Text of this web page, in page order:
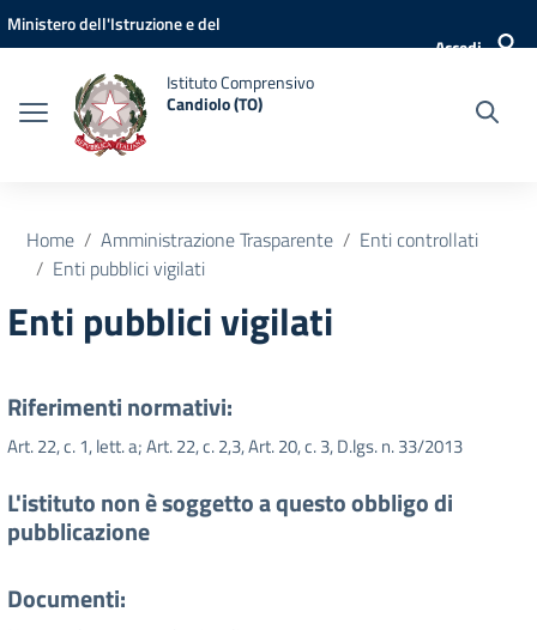
Vai ai contenuti
Vai al menu di navigazione
Vai al footer
Ministero dell'Istruzione e del
Accedi
Istituto Comprensivo
Candiolo (TO)
Home Amministrazione Trasparente
Enti controllati
Enti pubblici vigilati
Enti pubblici vigilati
Riferimenti normativi:
Art. 22, c. 1, lett. a; Art. 22, c. 2,3, Art. 20, c. 3, D.lgs. n. 33/2013
L'istituto non è soggetto a questo obbligo di
pubblicazione
Documenti: